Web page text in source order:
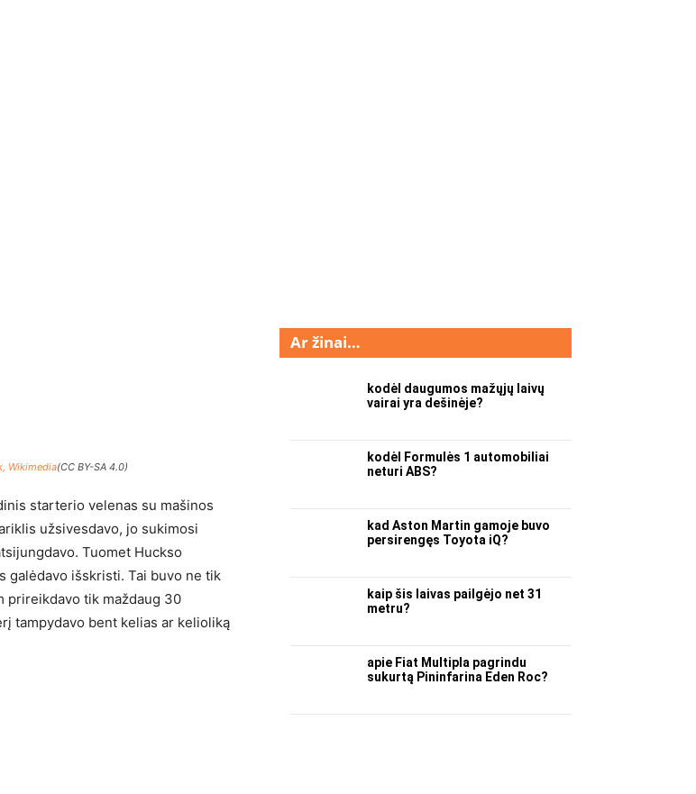
Wikimedia(CC BY-SA 4.0)
starterio velenas su mašinos
užsivesdavo, jo sukimosi
Tuomet Huckso
galėdavo išskristi. Tai buvo ne tik
prireikdavo tik maždaug 30
tampydavo bent kelias ar kelioliką
Ar žinai…
kodėl daugumos mažųjų laivų
vairai yra dešinėje?
kodėl Formulės 1 automobiliai
neturi ABS?
kad Aston Martin gamoje buvo
persirengęs Toyota iQ?
kaip šis laivas pailgėjo net 31
metru?
apie Fiat Multipla pagrindu
sukurtą Pininfarina Eden Roc?